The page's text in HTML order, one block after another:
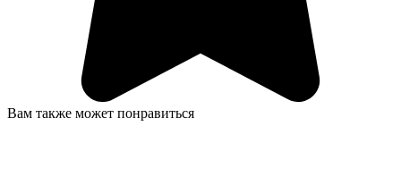
Вам также может понравиться